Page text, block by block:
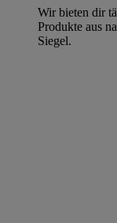
Wir bieten dir
Produkte aus
Siegel.